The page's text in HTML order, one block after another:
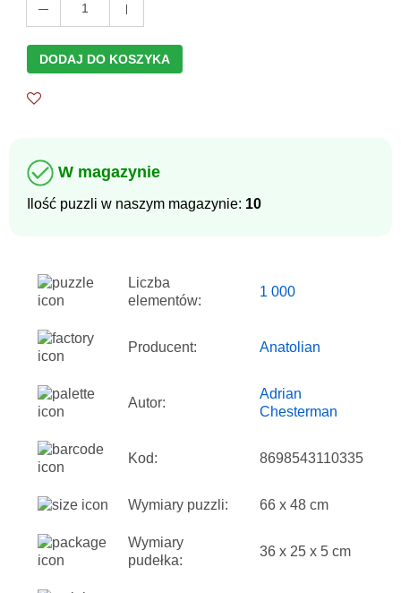
1
DODAJ DO KOSZYKA
W magazynie
Ilość puzzli w naszym magazynie: 10
Liczba
elementów:
1 000
Producent: Anatolian
Autor:
Adrian
Chesterman
Kod: 8698543110335
Wymiary puzzli: 66 x 48 cm
Wymiary
pudełka:
36 x 25 x 5 cm